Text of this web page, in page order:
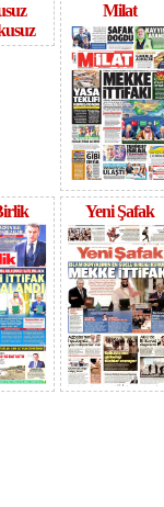
Milat
Yeni Şafak